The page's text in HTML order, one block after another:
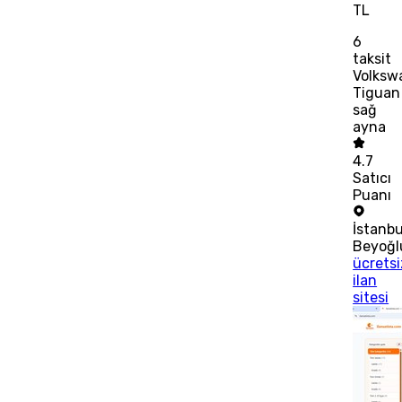
TL
6
taksit
Tiguan
sağ
ayna
4.7
Satıcı
Puanı
ilan
sitesi